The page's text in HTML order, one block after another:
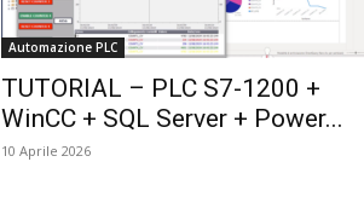
Automazione PLC
TUTORIAL – PLC S7-1200 +
WinCC + SQL Server + Power...
10 Aprile 2026